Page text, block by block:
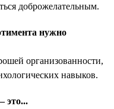
доброжелательным.
нужно
организованности,
навыков.
это...